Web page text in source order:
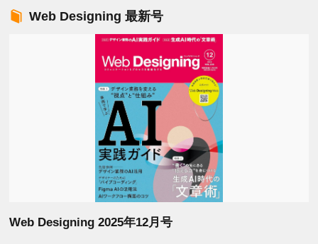
Web Designing 最新号
Web Designing 2025年12月号